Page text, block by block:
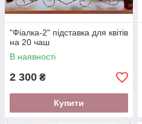
"Фіалка-2" підставка для квітів
на 20 чаш
В наявності
2 300 ₴
Купити